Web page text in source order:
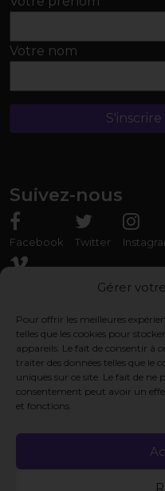
Gérer
Pour offrir les meilleures
telles que les cookies pour
appareils. Le fait de consentir à
traiter des données telles que le
uniques sur ce site. Le fait de ne
consentement peut avoir un
et fonctions.
Votre nom
Suivez-nous
Facebook Twitter
Rencontrez-
Association
9 rue des Capérans,
Politique de cookie
Politique de